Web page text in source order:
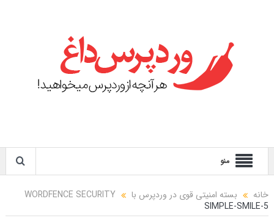
منو
خانه
بسته امنیتی قوی در وردپرس با WORDFENCE SECURITY
SIMPLE-SMILE-5